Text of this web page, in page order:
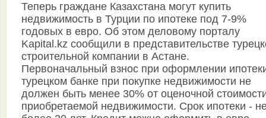
Теперь граждане Казахстана могут купить
недвижимость в Турции по ипотеке под 7-9%
годовых в евро. Об этом деловому порталу
Kapital.kz сообщили в представительстве
строительной компании в Астане.
Первоначальный взнос при оформлении
турецком банке при покупке недвижимости не
должен быть менее 30% от оценочной
приобретаемой недвижимости. Срок ипотеки -